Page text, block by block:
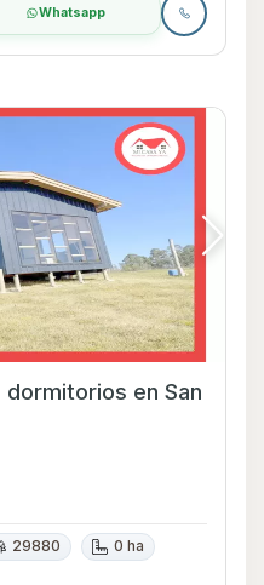
Whatsapp
en San
29880
0 ha